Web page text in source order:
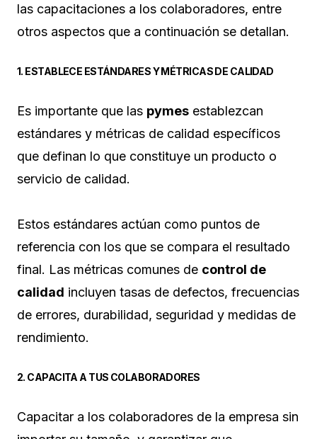
las capacitaciones a los colaboradores, entre
otros aspectos que a continuación se detallan.
1. ESTABLECE ESTÁNDARES Y MÉTRICAS DE CALIDAD
Es importante que las pymes establezcan
estándares y métricas de calidad específicos
que definan lo que constituye un producto o
servicio de calidad.
Estos estándares actúan como puntos de
referencia con los que se compara el resultado
final. Las métricas comunes de control de
calidad incluyen tasas de defectos, frecuencias
de errores, durabilidad, seguridad y medidas de
rendimiento.
2. CAPACITA A TUS COLABORADORES
Capacitar a los colaboradores de la empresa sin